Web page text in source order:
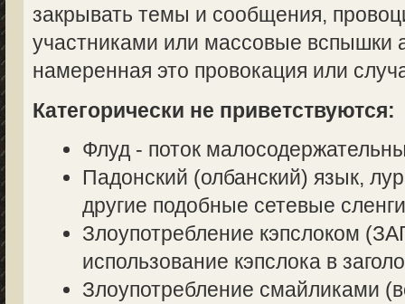
закрывать темы и сообщения,
участниками или массовые вспышки
намеренная это провокация или
Категорически не приветствуются:
Флуд - поток
Падонский (олбанский) язык,
другие подобные сетевые
Злоупотребление кэпслоком
использование кэпслока в
Злоупотребление смайликами